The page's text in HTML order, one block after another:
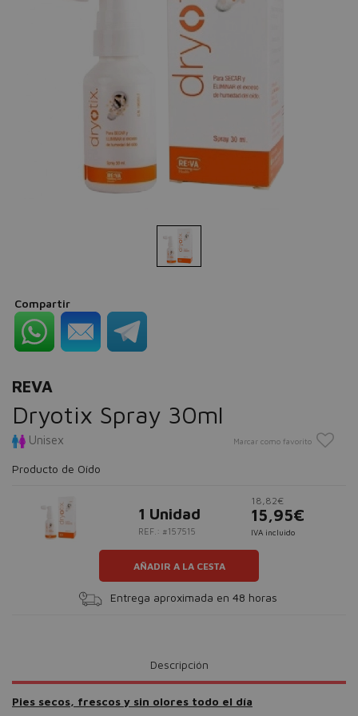
Compartir
REVA
Dryotix Spray 30ml
Unisex Marcar como favorito
Producto de Oído
1 Unidad
REF.: #157515
18,82€
15,95€
IVA incluido
AÑADIR A LA CESTA
Entrega aproximada en 48 horas
Descripción
Pies secos, frescos y sin olores todo el día